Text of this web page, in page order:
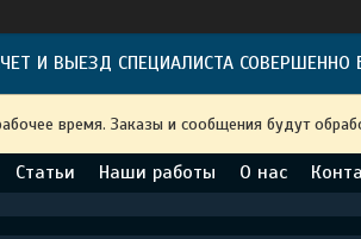
И ВЫЕЗД СПЕЦИАЛИСТА СОВЕРШЕННО
время. Заказы и сообщения будут
Статьи Наши работы О нас